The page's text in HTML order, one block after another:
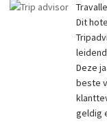
Dit
Deze
beste
geldig